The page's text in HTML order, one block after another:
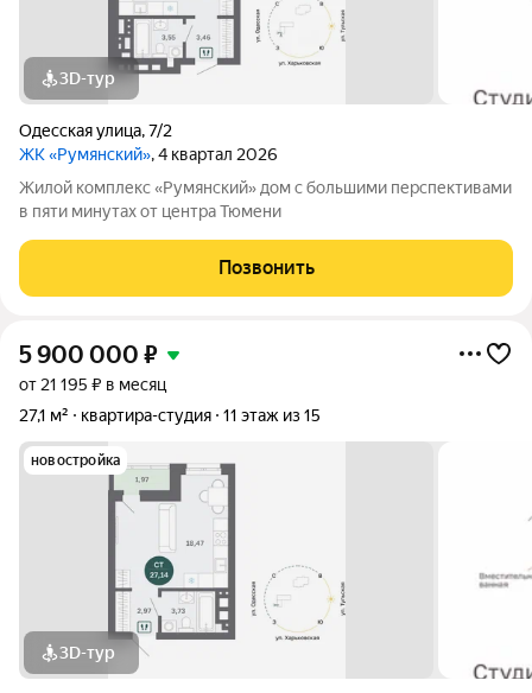
3D-тур
Одесская улица,7/2
ЖК «Румянский», 4 квартал 2026
Жилой комплекс «Румянский» дом с большими перспективами
в пяти минутах от центра Тюмени
Позвонить
5 900 000 ₽
от 21 195 ₽ в месяц
27,1 м²
квартира-студия 11 этаж из 15
новостройка
3D-тур